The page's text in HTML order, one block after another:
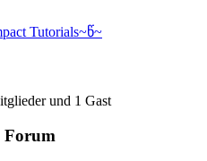
Tutorials~წ~
und 1 Gast
Forum